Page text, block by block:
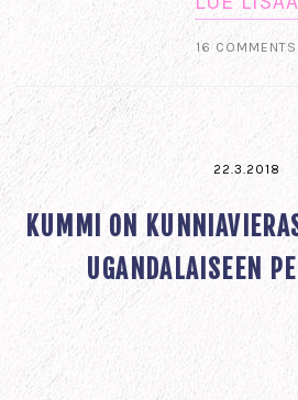
16 COMMENTS
22.3.2018
KUMMI ON
UGANDALAISEEN